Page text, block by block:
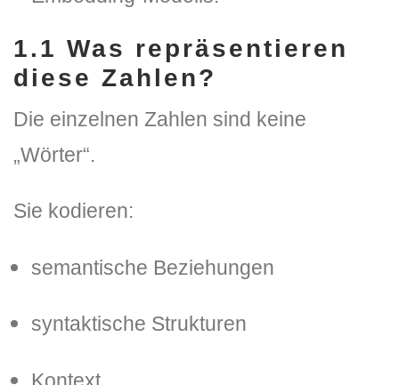
1.1 Was repräsentieren
diese Zahlen?
Die einzelnen Zahlen sind keine
„Wörter“.
Sie kodieren:
semantische Beziehungen
syntaktische Strukturen
Kontext